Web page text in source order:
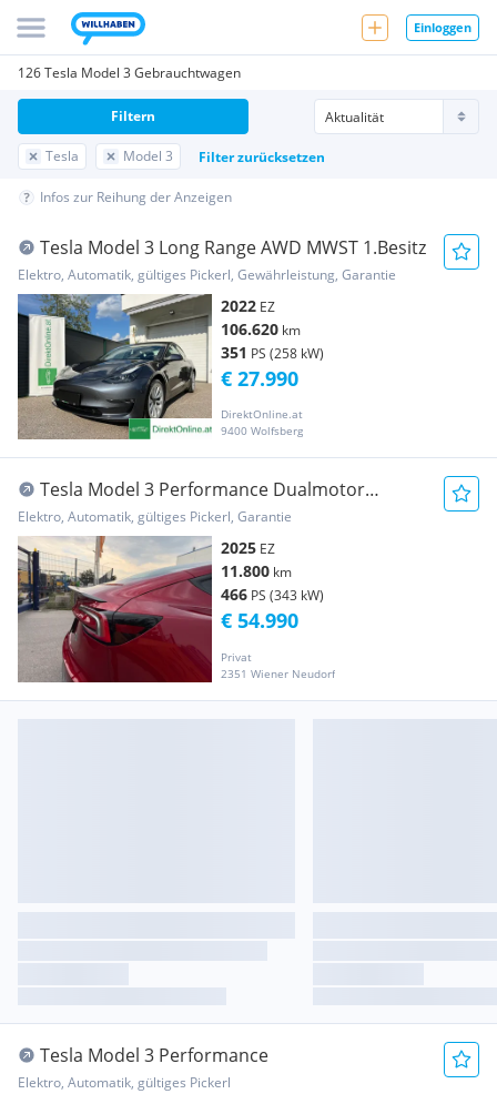
Einloggen
126 Tesla Model 3 Gebrauchtwagen
Tesla Model 3 Filter zurücksetzen
Filtern
Infos zur Reihung der Anzeigen
Tesla Model 3 Long Range AWD MWST 1.Besitz
Elektro, Automatik, gültiges Pickerl, Gewährleistung, Garantie
2022 EZ
106.620 km
351 PS (258 kW)
DirektOnline.at
9400 Wolfsberg
€ 27.990
Tesla Model 3 Performance Dualmotor
Allradantrieb
Elektro, Automatik, gültiges Pickerl, Garantie
2025 EZ
11.800 km
466 PS (343 kW)
Privat
2351 Wiener Neudorf
€ 54.990
Tesla Model 3 Performance
Elektro, Automatik, gültiges Pickerl